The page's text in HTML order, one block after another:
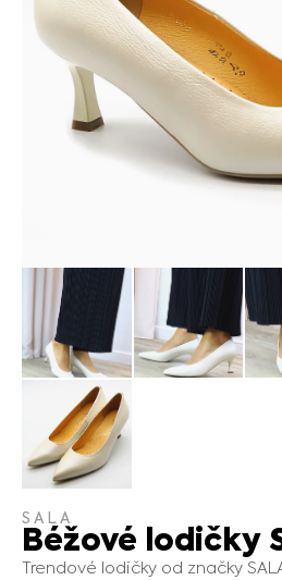
SALA
Béžové lodičky
Trendové lodičky od značky